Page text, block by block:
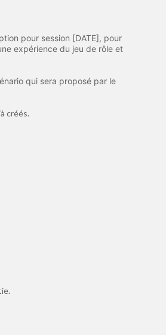
pour session [DATE], pour
expérience du jeu de rôle et
qui sera proposé par le
créés.